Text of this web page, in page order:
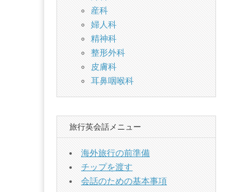
英
会
話-
仕
事
編
産科
婦人科
精神科
整形外科
皮膚科
耳鼻咽喉科
旅行英会話メニュー
海外旅行の前準備
チップを渡す
会話のための基本事項